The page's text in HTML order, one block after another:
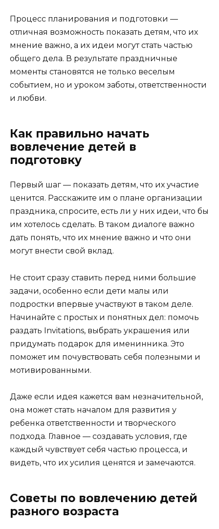
Процесс планирования и подготовки —
отличная возможность показать детям, что их
мнение важно, а их идеи могут стать частью
общего дела. В результате праздничные
моменты становятся не только веселым
событием, но и уроком заботы, ответственности
и любви.
Как правильно начать
вовлечение детей в
подготовку
Первый шаг — показать детям, что их участие
ценится. Расскажите им о плане организации
праздника, спросите, есть ли у них идеи, что бы
им хотелось сделать. В таком диалоге важно
дать понять, что их мнение важно и что они
могут внести свой вклад.
Не стоит сразу ставить перед ними большие
задачи, особенно если дети малы или
подростки впервые участвуют в таком деле.
Начинайте с простых и понятных дел: помочь
раздать Invitations, выбрать украшения или
придумать подарок для именинника. Это
поможет им почувствовать себя полезными и
мотивированными.
Даже если идея кажется вам незначительной,
она может стать началом для развития у
ребенка ответственности и творческого
подхода. Главное — создавать условия, где
каждый чувствует себя частью процесса, и
видеть, что их усилия ценятся и замечаются.
Советы по вовлечению детей
разного возраста